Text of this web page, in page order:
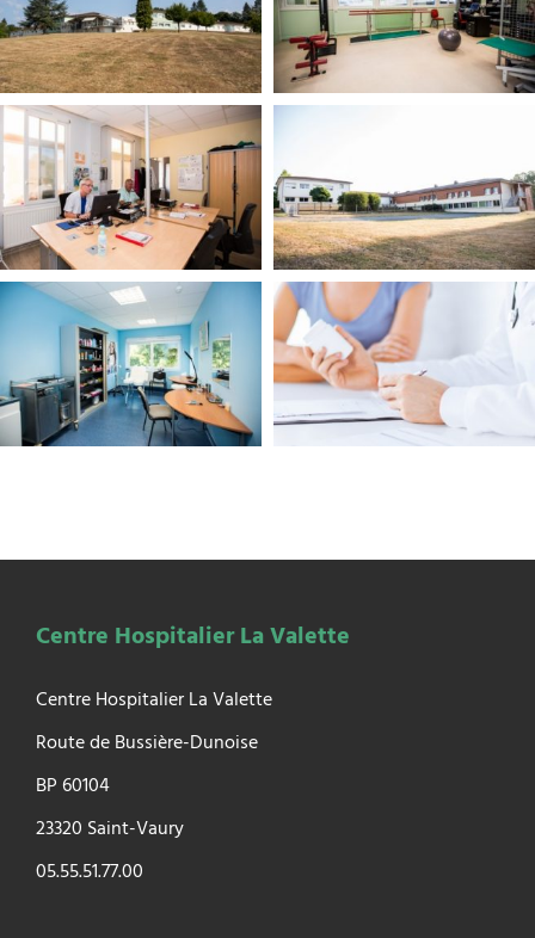
Centre Hospitalier La Valette
Centre Hospitalier La Valette
Route de Bussière-Dunoise
BP 60104
23320 Saint-Vaury
05.55.51.77.00